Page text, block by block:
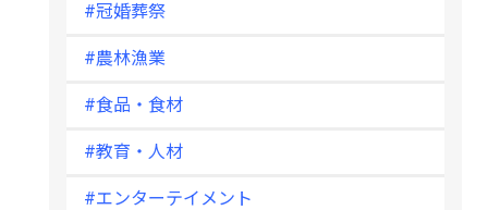
#冠婚葬祭
#農林漁業
#食品・食材
#教育・人材
#エンターテイメント